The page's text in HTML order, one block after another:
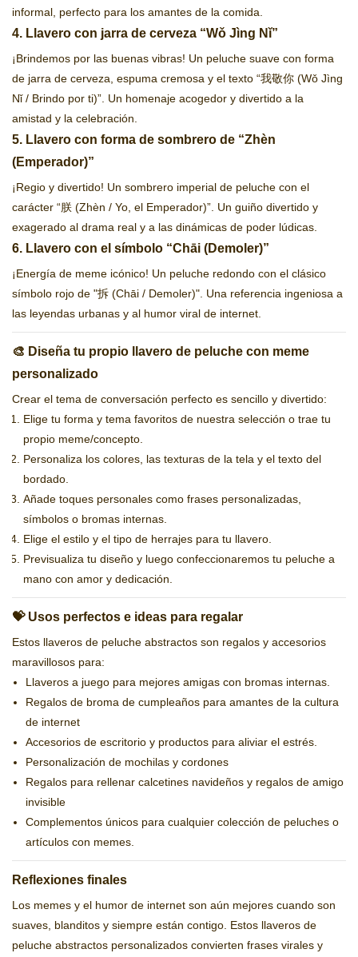
informal, perfecto para los amantes de la comida.
4. Llavero con jarra de cerveza “Wǒ Jìng Nǐ”
¡Brindemos por las buenas vibras! Un peluche suave con forma
de jarra de cerveza, espuma cremosa y el texto “我敬你 (Wǒ Jìng
Nǐ / Brindo por ti)”. Un homenaje acogedor y divertido a la
amistad y la celebración.
5. Llavero con forma de sombrero de “Zhèn
(Emperador)”
¡Regio y divertido! Un sombrero imperial de peluche con el
carácter “朕 (Zhèn / Yo, el Emperador)”. Un guiño divertido y
exagerado al drama real y a las dinámicas de poder lúdicas.
6. Llavero con el símbolo “Chāi (Demoler)”
¡Energía de meme icónico! Un peluche redondo con el clásico
símbolo rojo de "拆 (Chāi / Demoler)". Una referencia ingeniosa a
las leyendas urbanas y al humor viral de internet.
🎨 Diseña tu propio llavero de peluche con meme
personalizado
Crear el tema de conversación perfecto es sencillo y divertido:
Elige tu forma y tema favoritos de nuestra selección o trae tu
propio meme/concepto.
Personaliza los colores, las texturas de la tela y el texto del
bordado.
Añade toques personales como frases personalizadas,
símbolos o bromas internas.
Elige el estilo y el tipo de herrajes para tu llavero.
Previsualiza tu diseño y luego confeccionaremos tu peluche a
mano con amor y dedicación.
💝 Usos perfectos e ideas para regalar
Estos llaveros de peluche abstractos son regalos y accesorios
maravillosos para:
Llaveros a juego para mejores amigas con bromas internas.
Regalos de broma de cumpleaños para amantes de la cultura
de internet
Accesorios de escritorio y productos para aliviar el estrés.
Personalización de mochilas y cordones
Regalos para rellenar calcetines navideños y regalos de amigo
invisible
Complementos únicos para cualquier colección de peluches o
artículos con memes.
Reflexiones finales
Los memes y el humor de internet son aún mejores cuando son
suaves, blanditos y siempre están contigo. Estos llaveros de
peluche abstractos personalizados convierten frases virales y